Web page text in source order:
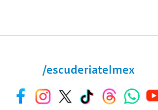
/escuderiatelmex